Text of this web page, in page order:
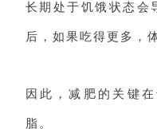
长期处于饥饿状态会
后，如果吃得更多，
因此，减肥的关键
脂。